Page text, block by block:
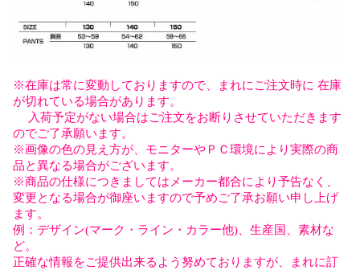
※在庫は常に変動しておりますので、まれにご注文時に 在庫
が切れている場合があります。
入荷予定がない場合はご注文をお断りさせていただきます
のでご了承願います。
※画像の色の見え方が、モニターやＰＣ環境により実際の商
品と異なる場合がございます。
※商品の仕様につきましてはメーカー都合により予告なく、
変更となる場合が御座いますので予めご了承お願い申し上げ
ます。
例：デザイン(マーク・ライン・カラー他)、生産国、素材な
ど。
正確な情報をご提供出来るよう努めておりますが、まれに訂